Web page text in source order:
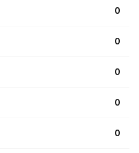
0
0
0
0
0